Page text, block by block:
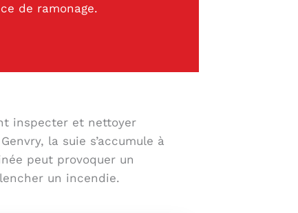
de ramonage.
inspecter et nettoyer
la suie s’accumule à
peut provoquer un
un incendie.